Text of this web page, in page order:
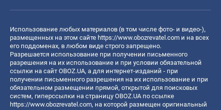
Использование любых материалов (в том числе фото- и видео-),
размещенных на этом сайте https://www.obozrevatel.com и на всех
его поддоменах, в любом виде строго запрещено.
Разрешается использование при получении письменного
разрешения на их использование и при условии обязательной
ссылки на сайт OBOZ.UA, а для интернет-изданий - при
получении письменного разрешения на их использование и при
обязательном размещении прямой, открытой для поисковых
систем, гиперссылки на страницу OBOZ.UA по ссылке
https://www.obozrevatel.com, на которой размещен оригинальный